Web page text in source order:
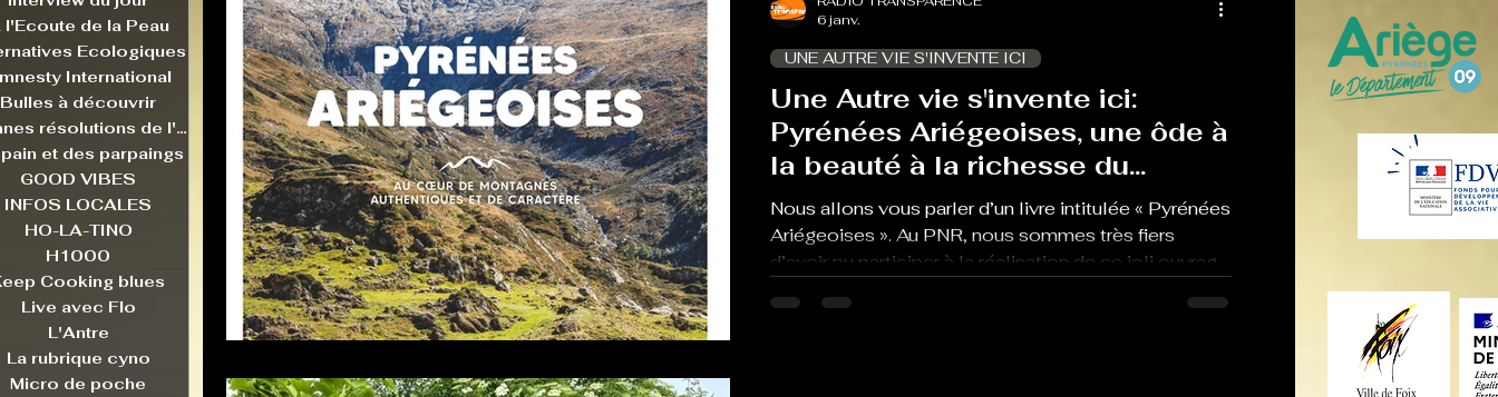
l'Ecoute de la Peau
Ecologiques
International
Bulles à découvrir
Bonnes résolutions de l'autruche
et des parpaings
GOOD VIBES
INFOS LOCALES
HO-LA-TINO
H1000
Cooking blues
Live avec Flo
L'Antre
La rubrique cyno
Micro de poche
Une Autre vie s'invente ici:
Pyrénées Ariégeoises, une ôde à
la beauté à la richesse du
territoire et de ses habitants
Nous allons vous parler d’un livre intitulée « Pyrénées
Ariégeoises ». Au PNR, nous sommes très fiers
d’avoir pu participer à la réalisation de ce joli ouvrage
Pour en parler, nous accueillons Jean-Paul
UNE AUTRE VIE S'INVENTE ICI
6 janv.